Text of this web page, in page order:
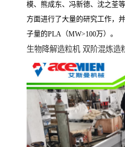
模、熊成东、冯新德、沈之荃
方面进行了大量的研究工作，
子量的PLA （MW>100万）。
生物降解造粒机 双阶混炼造